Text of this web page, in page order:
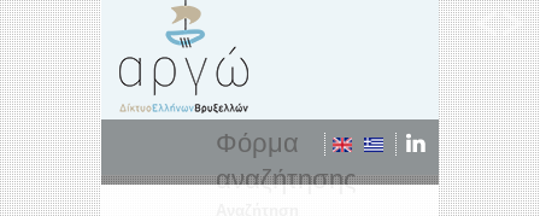
Φόρμα
αναζήτησης